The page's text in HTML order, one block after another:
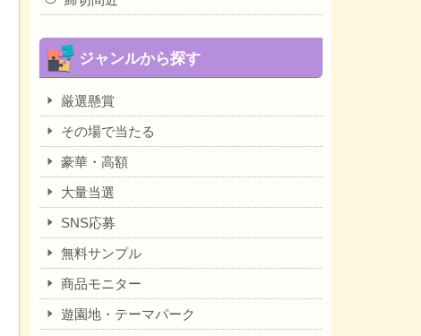
ジャンルから探す
厳選懸賞
その場で当たる
豪華・高額
大量当選
SNS応募
無料サンプル
商品モニター
遊園地・テーマパーク